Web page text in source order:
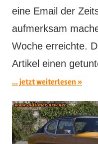
eine Email der
aufmerksam
Woche erreichte.
Artikel einen
... jetzt weiterlesen